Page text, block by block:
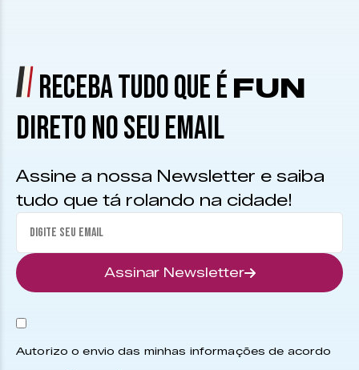
RECEBA TUDO QUE É FUN
DIRETO NO SEU EMAIL
Assine a nossa Newsletter e saiba
tudo que tá rolando na cidade!
Assinar Newsletter
Autorizo o envio das minhas informações de acordo